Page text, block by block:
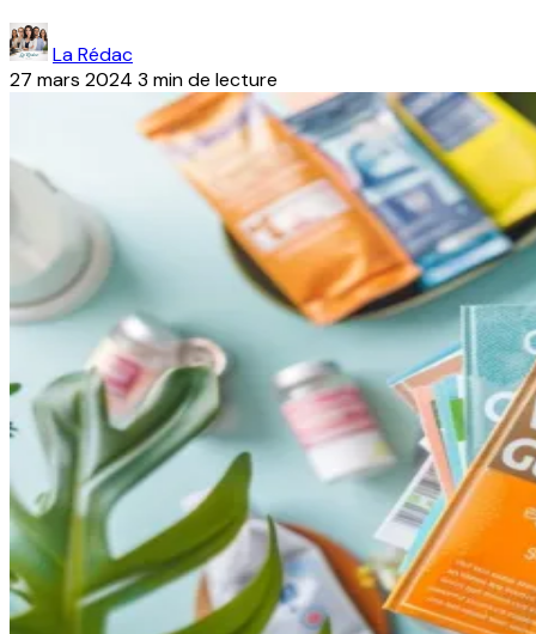
La Rédac
27 mars 2024 3 min de lecture